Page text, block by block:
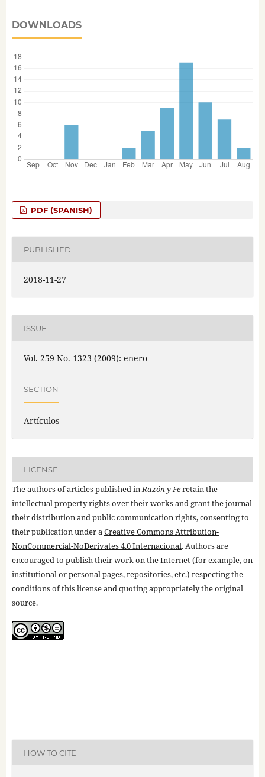
DOWNLOADS
PDF (SPANISH)
PUBLISHED
2018-11-27
ISSUE
Vol. 259 No. 1323 (2009): enero
SECTION
Artículos
LICENSE
The authors of articles published inRazón y Feretain the
intellectual property rights over their works and grant the journal
their distribution and public communication rights, consenting to
their publication under aCreative Commons Attribution-
NonCommercial-NoDerivates 4.0 Internacional. Authors are
encouraged to publish their work on the Internet (for example, on
institutional or personal pages, repositories, etc.) respecting the
conditions of this license and quoting appropriately the original
source.
HOW TO CITE